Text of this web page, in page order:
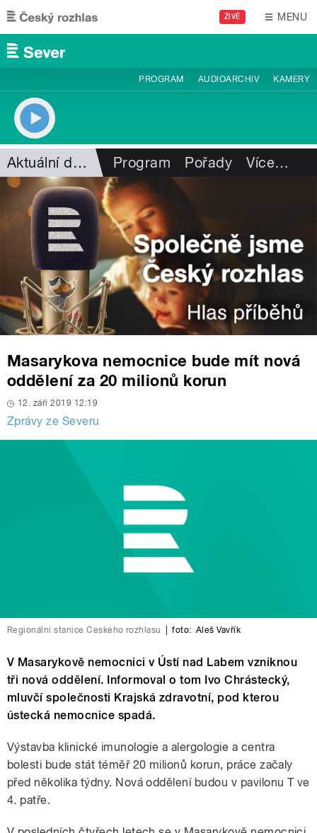
Přejít k hlavnímu obsahu
ŽIVĚ MENU
PROGRAM AUDIOARCHIV KAMERY
Aktuální dění Program Pořady Více…
Masarykova nemocnice bude mít nová
oddělení za 20 milionů korun
12. září 2019 12:19
Zprávy ze Severu
Regionální stanice Českého rozhlasu foto: Aleš Vavřík
V Masarykově nemocnici v Ústí nad Labem vzniknou
tři nová oddělení. Informoval o tom Ivo Chrástecký,
mluvčí společnosti Krajská zdravotní, pod kterou
ústecká nemocnice spadá.
Výstavba klinické imunologie a alergologie a centra
bolesti bude stát téměř 20 milionů korun, práce začaly
před několika týdny. Nová oddělení budou v pavilonu T ve
4. patře.